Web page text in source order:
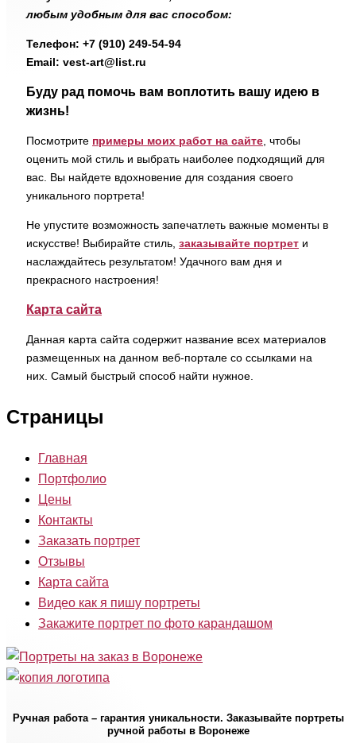
любым удобным для вас способом:
Телефон: +7 (910) 249-54-94
Email: vest-art@list.ru
Буду рад помочь вам воплотить вашу идею в
жизнь!
Посмотрите примеры моих работ на сайте , чтобы
оценить мой стиль и выбрать наиболее подходящий для
вас. Вы найдете вдохновение для создания своего
уникального портрета!
Не упустите возможность запечатлеть важные моменты в
искусстве! Выбирайте стиль, заказывайте портрет и
наслаждайтесь результатом! Удачного вам дня и
прекрасного настроения!
Карта сайта
Данная карта сайта содержит название всех материалов
размещенных на данном веб-портале со ссылками на
них. Самый быстрый способ найти нужное.
Страницы
Главная
Портфолио
Цены
Контакты
Заказать портрет
Отзывы
Карта сайта
Видео как я пишу портреты
Закажите портрет по фото карандашом
Ручная работа – гарантия уникальности. Заказывайте портреты
ручной работы в Воронеже